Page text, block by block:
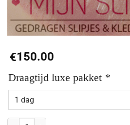
€150.00
Draagtijd luxe pakket *